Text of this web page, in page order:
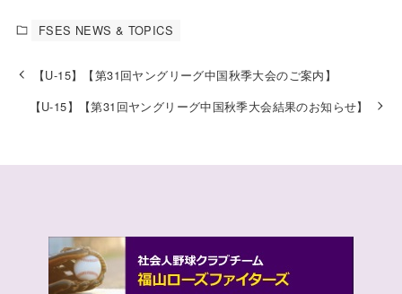
FSES NEWS & TOPICS
【U-15】【第31回ヤングリーグ中国秋季大会のご案内】
【U-15】【第31回ヤングリーグ中国秋季大会結果のお知らせ】